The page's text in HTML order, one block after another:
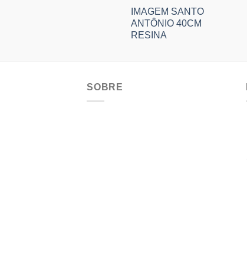
IMAGEM SANTO
ANTÔNIO 40CM
RESINA
SOBRE